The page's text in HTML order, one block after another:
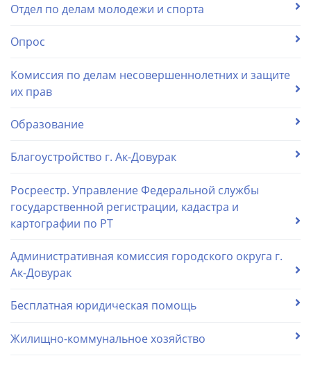
Отдел по делам молодежи и спорта
Опрос
Комиссия по делам несовершеннолетних и защите
их прав
Образование
Благоустройство г. Ак-Довурак
Росреестр. Управление Федеральной службы
государственной регистрации, кадастра и
картографии по РТ
Административная комиссия городского округа г.
Ак-Довурак
Бесплатная юридическая помощь
Жилищно-коммунальное хозяйство